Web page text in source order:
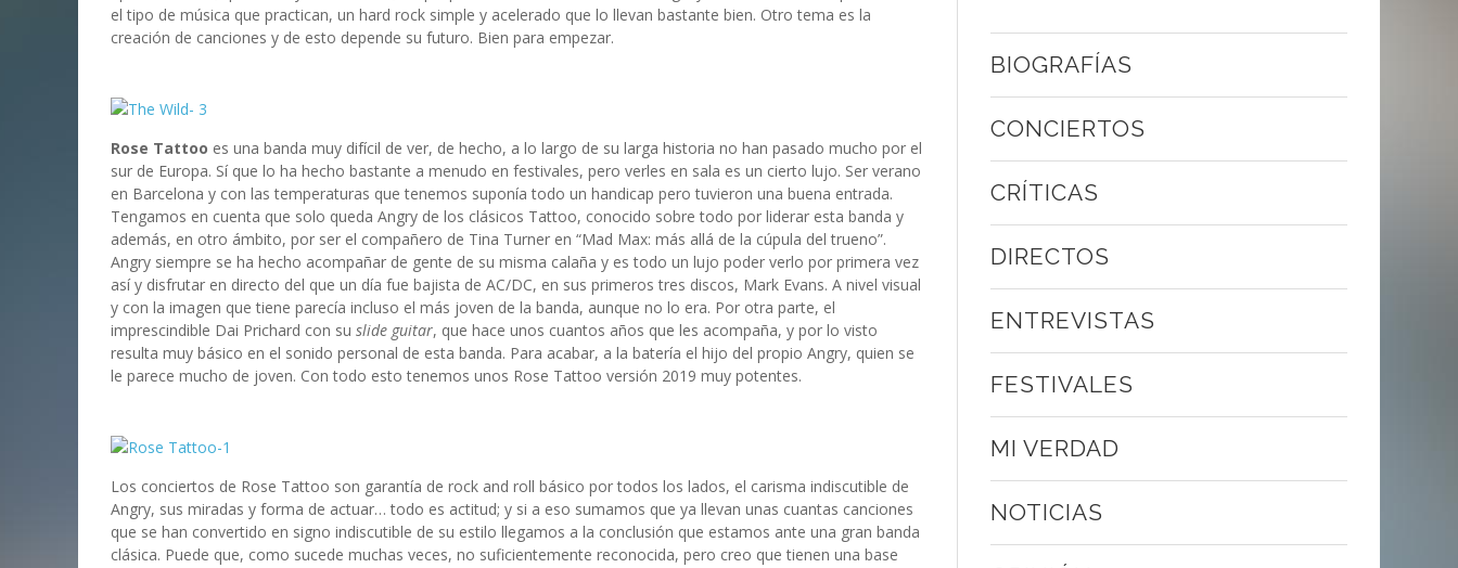
el tipo de música que practican, un hard rock simple y acelerado que lo llevan bastante bien. Otro tema es la
creación de canciones y de esto depende su futuro. Bien para empezar.
Rose Tattoo es una banda muy difícil de ver, de hecho, a lo largo de su larga historia no han pasado mucho por el
sur de Europa. Sí que lo ha hecho bastante a menudo en festivales, pero verles en sala es un cierto lujo. Ser verano
en Barcelona y con las temperaturas que tenemos suponía todo un handicap pero tuvieron una buena entrada.
Tengamos en cuenta que solo queda Angry de los clásicos Tattoo, conocido sobre todo por liderar esta banda y
además, en otro ámbito, por ser el compañero de Tina Turner en “Mad Max: más allá de la cúpula del trueno”.
Angry siempre se ha hecho acompañar de gente de su misma calaña y es todo un lujo poder verlo por primera vez
así y disfrutar en directo del que un día fue bajista de AC/DC, en sus primeros tres discos, Mark Evans. A nivel visual
y con la imagen que tiene parecía incluso el más joven de la banda, aunque no lo era. Por otra parte, el
imprescindible Dai Prichard con su slide guitar, que hace unos cuantos años que les acompaña, y por lo visto
resulta muy básico en el sonido personal de esta banda. Para acabar, a la batería el hijo del propio Angry, quien se
le parece mucho de joven. Con todo esto tenemos unos Rose Tattoo versión 2019 muy potentes.
Los conciertos de Rose Tattoo son garantía de rock and roll básico por todos los lados, el carisma indiscutible de
Angry, sus miradas y forma de actuar… todo es actitud; y si a eso sumamos que ya llevan unas cuantas canciones
que se han convertido en signo indiscutible de su estilo llegamos a la conclusión que estamos ante una gran banda
clásica. Puede que, como sucede muchas veces, no suficientemente reconocida, pero creo que tienen una base
BIOGRAFÍAS
CONCIERTOS
CRÍTICAS
DIRECTOS
ENTREVISTAS
FESTIVALES
MI VERDAD
NOTICIAS